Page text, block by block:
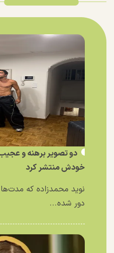
دو تصویر برهنه و
خودش منتشر کرد
نوید محمدزاده که
دور شده...